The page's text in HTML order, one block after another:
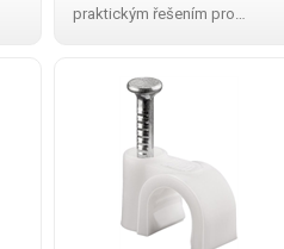
praktickým řešením pro
příchytky jsou snadno
použitelné a umožňují rychlé a
efektivní upevnění